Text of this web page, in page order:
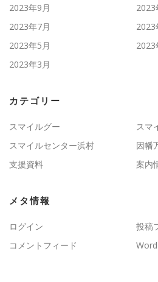
2023年9月
2023
2023年7月
2023
2023年5月
2023
2023年3月
カテゴリー
スマイルグー
スマ
スマイルセンター浜村
因幡
支援資料
案内
メタ情報
ログイン
投稿
コメントフィード